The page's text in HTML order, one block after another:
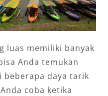
luas memiliki banyak
Anda temukan
beberapa daya tarik
coba ketika